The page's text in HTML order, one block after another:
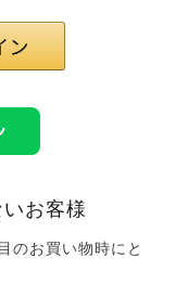
お客様
のお買い物時にと